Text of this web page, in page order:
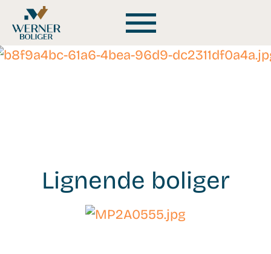
Lignende boliger